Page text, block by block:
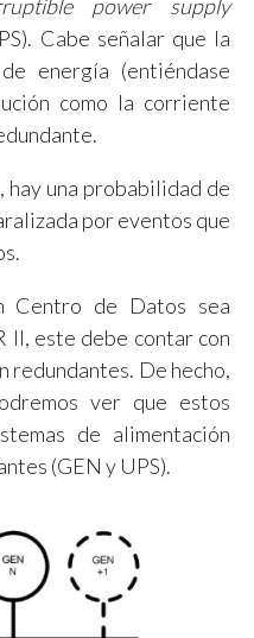
power supply
Cabe señalar que la
energía (entiéndase
como la corriente
hay una probabilidad de
por eventos que
Centro de Datos sea
II, este debe contar con
redundantes. De hecho,
ver que estos
de alimentación
(GEN y UPS).